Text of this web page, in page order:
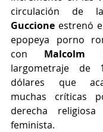
circulación de
Guccione estrenó
epopeya porno
con Malcolm
largometraje de
dólares que
muchas críticas
derecha
feminista.